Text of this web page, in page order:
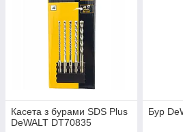
Касета з бурами SDS Plus
DeWALT DT70835
Бур